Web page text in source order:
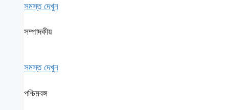
সমস্ত দেখুন
সম্পাদকীয়
সমস্ত দেখুন
পশ্চিমবঙ্গ